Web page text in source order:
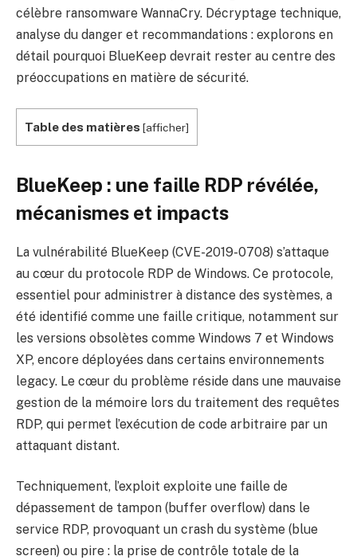
célèbre ransomware WannaCry. Décryptage technique,
analyse du danger et recommandations : explorons en
détail pourquoi BlueKeep devrait rester au centre des
préoccupations en matière de sécurité.
Table des matières [afficher]
BlueKeep : une faille RDP révélée,
mécanismes et impacts
La vulnérabilité BlueKeep (CVE-2019-0708) s’attaque
au cœur du protocole RDP de Windows. Ce protocole,
essentiel pour administrer à distance des systèmes, a
été identifié comme une faille critique, notamment sur
les versions obsolètes comme Windows 7 et Windows
XP, encore déployées dans certains environnements
legacy. Le cœur du problème réside dans une mauvaise
gestion de la mémoire lors du traitement des requêtes
RDP, qui permet l’exécution de code arbitraire par un
attaquant distant.
Techniquement, l’exploit exploite une faille de
dépassement de tampon (buffer overflow) dans le
service RDP, provoquant un crash du système (blue
screen) ou pire : la prise de contrôle totale de la